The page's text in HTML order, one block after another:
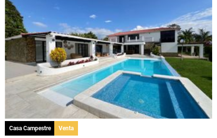
Casa Campestre Venta